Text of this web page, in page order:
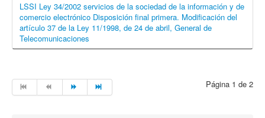
LSSI Ley 34/2002 servicios de la sociedad de la información y de
comercio electrónico Disposición final primera. Modificación del
artículo 37 de la Ley 11/1998, de 24 de abril, General de
Telecomunicaciones
Página 1 de 2